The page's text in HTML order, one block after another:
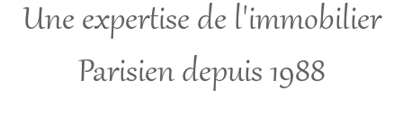
Une expertise de l'immobilier
Parisien depuis 1988